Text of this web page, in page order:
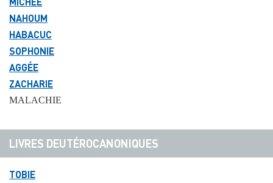
NAHOUM
HABACUC
SOPHONIE
AGGÉE
ZACHARIE
MALACHIE
LIVRES DEUTÉROCANONIQUES
TOBIE